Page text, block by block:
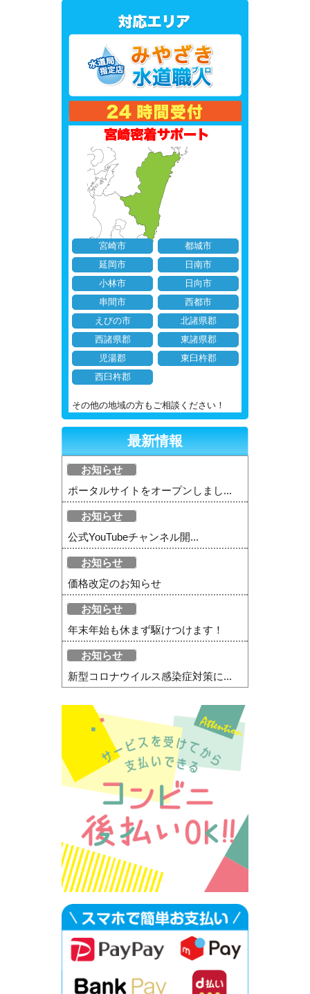
宮崎市
都城市
延岡市
日南市
小林市
日向市
串間市
西都市
えびの市
北諸県郡
西諸県郡
東諸県郡
児湯郡
東臼杵郡
西臼杵郡
その他の地域の方もご相談ください！
最新情報
お知らせ
ポータルサイトをオープンしまし...
お知らせ
公式YouTubeチャンネル開...
お知らせ
価格改定のお知らせ
お知らせ
年末年始も休まず駆けつけます！
お知らせ
新型コロナウイルス感染症対策に...